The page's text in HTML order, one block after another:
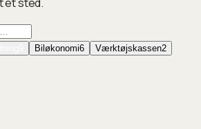
Biløkonomi6 Værktøjskassen2